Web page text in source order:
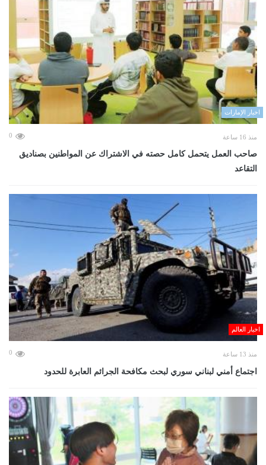
اخبار الإمارات
منذ 16 ساعة 0
صاحب العمل يتحمل كامل حصته في الاشتراك عن المواطنين بصناديق
التقاعد
اخبار العالم
منذ 13 ساعة 0
اجتماع أمني لبناني سوري لبحث مكافحة الجرائم العابرة للحدود